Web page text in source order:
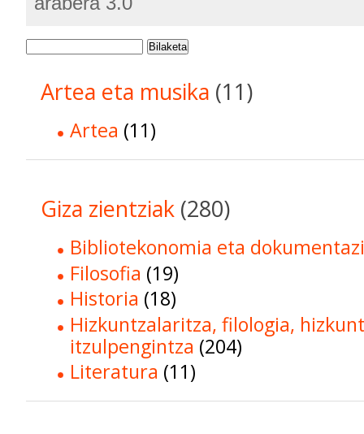
Bilaketa
Artea eta musika (11)
Artea (11)
Giza zientziak (280)
Bibliotekonomia eta
Filosofia (19)
Historia (18)
Hizkuntzalaritza, filologia,
itzulpengintza (204)
Literatura (11)